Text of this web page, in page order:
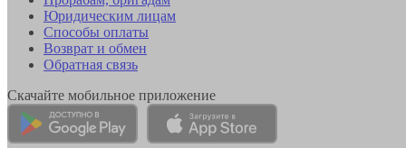
Юридическим лицам
Способы оплаты
Возврат и обмен
Обратная связь
Скачайте мобильное приложение